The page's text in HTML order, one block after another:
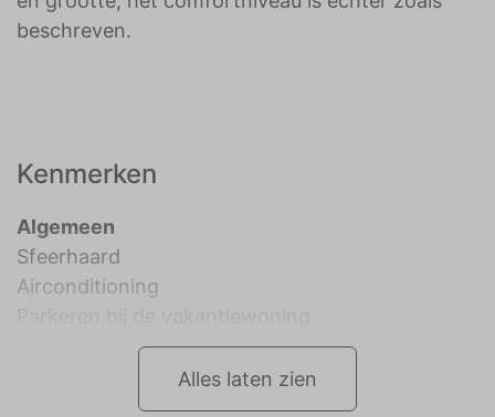
beschreven.
Kenmerken
Algemeen
Sfeerhaard
Airconditioning
Alles laten zien